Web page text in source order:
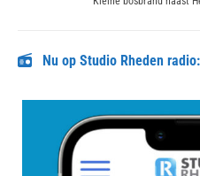
Nu op Studio Rheden radio: